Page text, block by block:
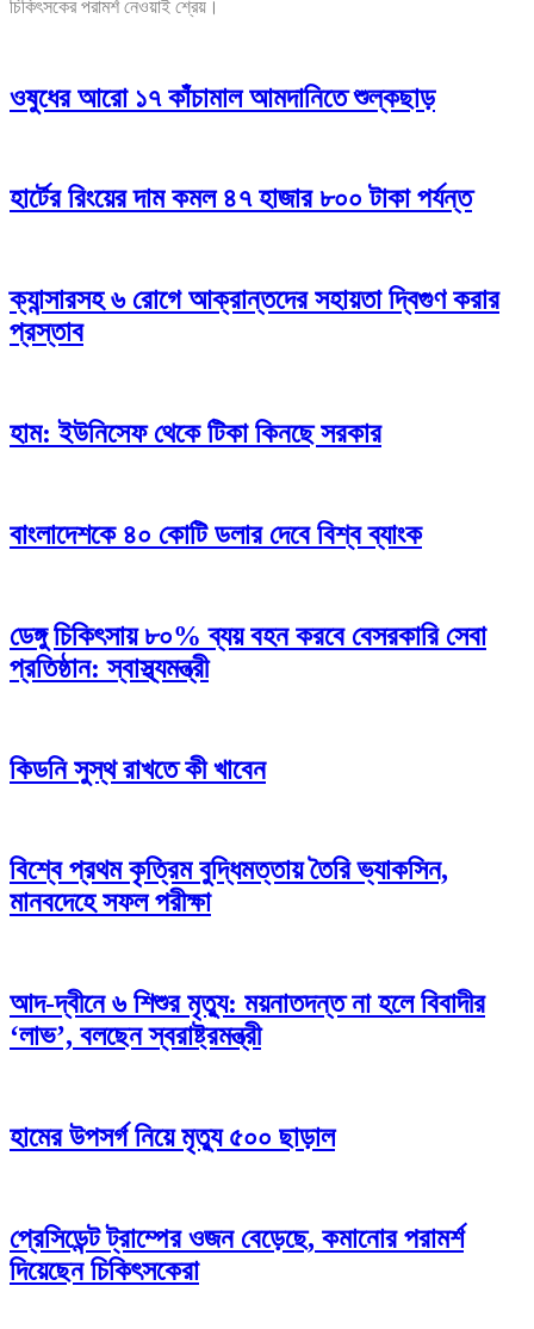
চিকিৎসকের পরামর্শ নেওয়াই শ্রেয়।
ওষুধের আরো ১৭ কাঁচামাল আমদানিতে শুল্কছাড়
হার্টের রিংয়ের দাম কমল ৪৭ হাজার ৮০০ টাকা পর্যন্ত
ক্যান্সারসহ ৬ রোগে আক্রান্তদের সহায়তা দ্বিগুণ করার
প্রস্তাব
হাম: ইউনিসেফ থেকে টিকা কিনছে সরকার
বাংলাদেশকে ৪০ কোটি ডলার দেবে বিশ্ব ব্যাংক
ডেঙ্গু চিকিৎসায় ৮০% ব্যয় বহন করবে বেসরকারি সেবা
প্রতিষ্ঠান: স্বাস্থ্যমন্ত্রী
কিডনি সুস্থ রাখতে কী খাবেন
বিশ্বে প্রথম কৃত্রিম বুদ্ধিমত্তায় তৈরি ভ্যাকসিন,
মানবদেহে সফল পরীক্ষা
আদ-দ্বীনে ৬ শিশুর মৃত্যু: ময়নাতদন্ত না হলে বিবাদীর
‘লাভ’, বলছেন স্বরাষ্ট্রমন্ত্রী
হামের উপসর্গ নিয়ে মৃত্যু ৫০০ ছাড়াল
প্রেসিডেন্ট ট্রাম্পের ওজন বেড়েছে, কমানোর পরামর্শ
দিয়েছেন চিকিৎসকেরা